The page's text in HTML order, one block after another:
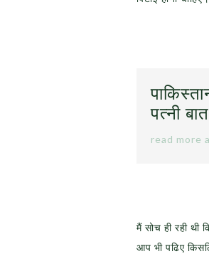
पत्नी
read more
मैं सोच ही रही
आप भी पढिए